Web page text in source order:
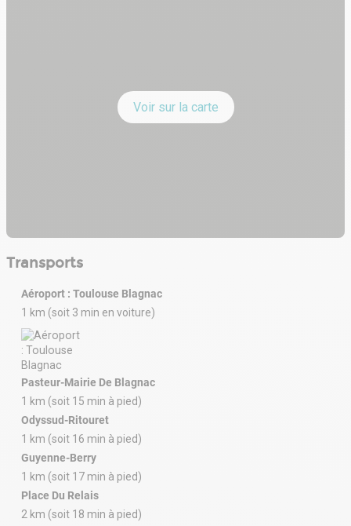
Voir sur la carte
Transports
Aéroport : Toulouse Blagnac
1 km (soit 3 min en voiture)
Pasteur-Mairie De Blagnac
1 km (soit 15 min à pied)
Odyssud-Ritouret
1 km (soit 16 min à pied)
Guyenne-Berry
1 km (soit 17 min à pied)
Place Du Relais
2 km (soit 18 min à pied)